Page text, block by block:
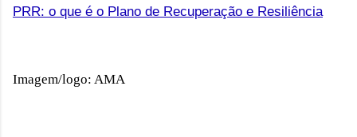
PRR: o que é o Plano de Recuperação e Resiliência
Imagem/logo: AMA